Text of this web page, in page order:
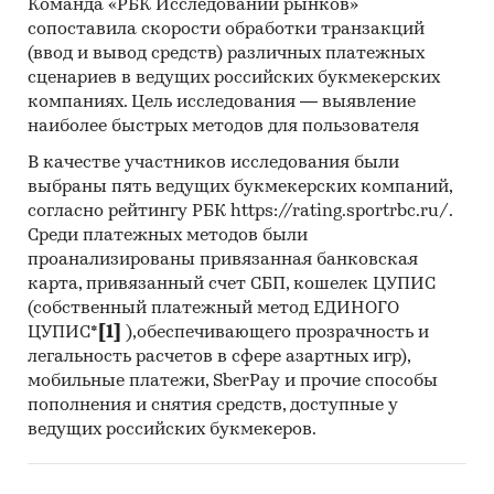
федеральным округам, РФ, 2018 г., тыс. кв. м.
***
Диаграмма 3. Структура объемов производства
продукции по ОКПД 2 «Двери, их коробки и
пороги деревянные» по федеральным округам,
РФ, 2018 г., %
***
Лидером по производству продукции по ОКПД
2 «Двери, их коробки и пороги деревянные»
является ЦФО – *** тыс. кв. м (***%). Второе
место занимает ПФО – *** тыс. кв. м (***%).
Наименьшие объемы производства приходятся
на ЮФО, СВФО и ДФО.
На диаграмме ниже представим динамику
Команда «РБК Исследований рынков»
сопоставила скорости обработки транзакций
(ввод и вывод средств) различных платежных
сценариев в ведущих российских букмекерских
компаниях. Цель исследования — выявление
наиболее быстрых методов для пользователя
В качестве участников исследования были
выбраны пять ведущих букмекерских компаний,
согласно рейтингу РБК https://rating.sportrbc.ru/.
Среди платежных методов были
проанализированы привязанная банковская
карта, привязанный счет СБП, кошелек ЦУПИС
(собственный платежный метод ЕДИНОГО
ЦУПИС* [1]
),обеспечивающего прозрачность и
легальность расчетов в сфере азартных игр),
мобильные платежи, SberPay и прочие способы
пополнения и снятия средств, доступные у
ведущих российских букмекеров.